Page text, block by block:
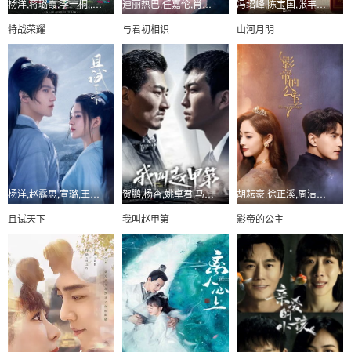
杨洋,蒋璐霞,李一桐,,高鑫,孟阿赛
特战荣耀
迪丽热巴,任嘉伦,肖顺尧,郭晓婷,范桢,此沙,王子腾
与君初相识
冯绍峰,陈宝国,张丰毅,颖儿,何晟铭
山河月明
杨洋,赵露思,宣璐,王佑硕
且试天下
贺鹏,杨杏,姚卓君,马翼,王姿允
我叫赵甲第
胡耘豪,徐正溪,周洁琼,吴佳怡,徐凯鑫
影帝的公主